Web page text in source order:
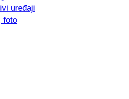
uređaji
foto